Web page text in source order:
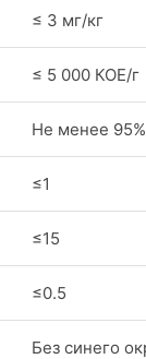
≤ 3 мг/кг
≤ 5 000 КОЕ/г
Не менее
≤1
≤15
≤0.5
Без синего